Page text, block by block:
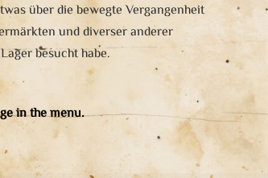
über die bewegte Vergangenheit
und diverser anderer
besucht habe.
in the menu.